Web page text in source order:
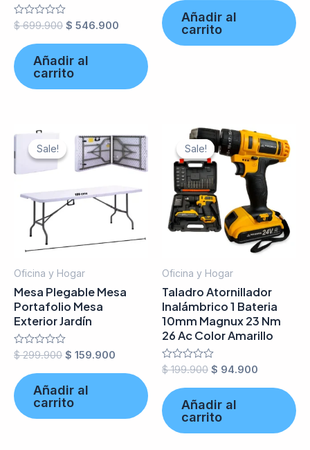
Valorado
en
de
5
$699.900 $ 546.900
Añadir al
carrito
de
5
Añadir al
carrito
Sale!
Sale!
Oficina y Hogar
Mesa Plegable Mesa
Portafolio Mesa
Exterior Jardín
Valorado
en
de
5
$299.900 $ 159.900
Añadir al
carrito
Sale!
Sale!
Oficina y Hogar
Taladro Atornillador
Inalámbrico 1 Bateria
10mm Magnux 23 Nm
26 Ac Color Amarillo
Valorado
en
de
5
$199.900 $ 94.900
Añadir al
carrito